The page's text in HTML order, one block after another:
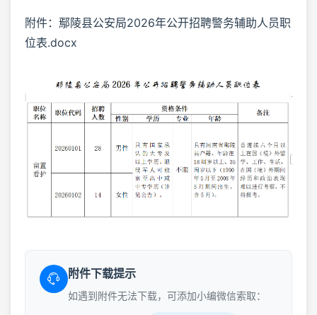
附件：鄢陵县公安局2026年公开招聘警务辅助人员职
位表.docx
附件下载提示
如遇到附件无法下载，可添加小编微信索取：